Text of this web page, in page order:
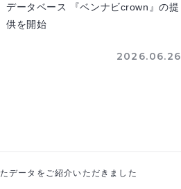
データベース 『ベンナビcrown』の提
供を開始
2026.06.26
データをご紹介いただきました